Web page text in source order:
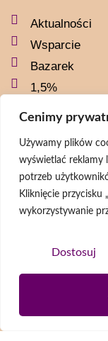
Cenimy
Używamy plików
wyświetlać reklamy
potrzeb
Kliknięcie przycisku
wykorzystywanie
Dostosuj
Aktualności
Wsparcie
Bazarek
1,5%
Polityka
Social
@naszaszkapa
Newsletter